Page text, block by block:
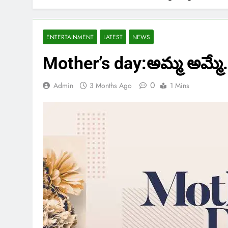
ENTERTAINMENT LATEST NEWS
Mother’s day:అమ్మ
Admin 3 Months Ago 0 1 Mins